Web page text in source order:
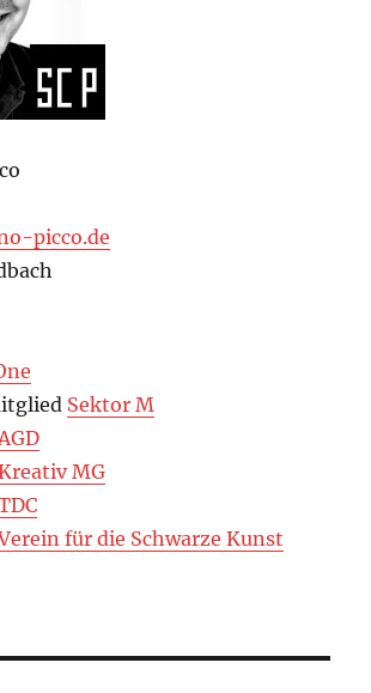
picco.de
Sektor M
AGD
MG
für die Schwarze Kunst